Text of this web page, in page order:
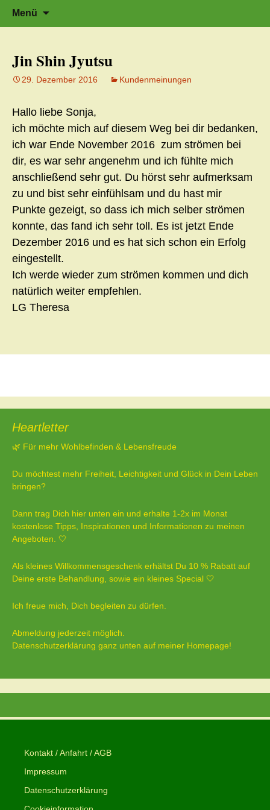
ZumHerzflüstern – Sonja Schwarzmaier –
Herzfluestern.de
Zeit für neue Wege
Menü
nach:
Jin Shin Jyutsu
29. Dezember 2016 Kundenmeinungen
Hallo liebe Sonja,
ich möchte mich auf diesem Weg bei dir bedanken,
ich war Ende November 2016 zum strömen bei
dir, es war sehr angenehm und ich fühlte mich
anschließend sehr gut. Du hörst sehr aufmerksam
zu und bist sehr einfühlsam und du hast mir
Punkte gezeigt, so dass ich mich selber strömen
konnte, das fand ich sehr toll. Es ist jetzt Ende
Dezember 2016 und es hat sich schon ein Erfolg
eingestellt.
Ich werde wieder zum strömen kommen und dich
natürlich weiter empfehlen.
LG Theresa
Heartletter
🌿 Für mehr Wohlbefinden & Lebensfreude
Du möchtest mehr Freiheit, Leichtigkeit und Glück in Dein Leben
bringen?
Dann trag Dich hier unten ein und erhalte 1-2x im Monat
kostenlose Tipps, Inspirationen und Informationen zu meinen
Angeboten. 🤍
Als kleines Willkommensgeschenk erhältst Du 10 % Rabatt auf
Deine erste Behandlung, sowie ein kleines Special 🤍
Ich freue mich, Dich begleiten zu dürfen.
Abmeldung jederzeit möglich.
Datenschutzerklärung ganz unten auf meiner Homepage!
Kontakt / Anfahrt / AGB
Impressum
Datenschutzerklärung